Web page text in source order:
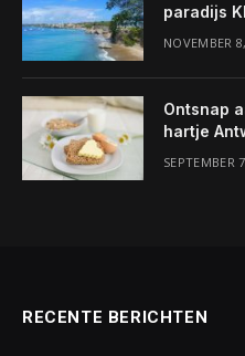
paradijs
NOVEMBER
Ontsnap
hartje
SEPTEMBER
RECENTE BERICHTEN